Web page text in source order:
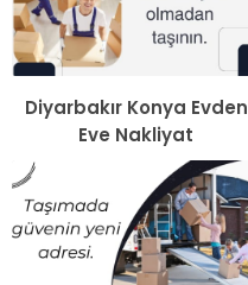
Diyarbakır Konya Evden
Eve Nakliyat